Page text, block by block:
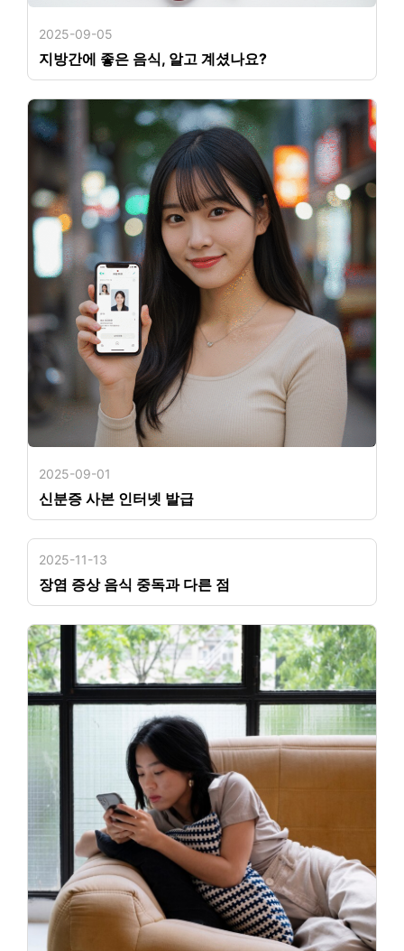
2025-09-05
지방간에 좋은 음식, 알고 계셨나요?
2025-09-01
신분증 사본 인터넷 발급
2025-11-13
장염 증상 음식 중독과 다른 점